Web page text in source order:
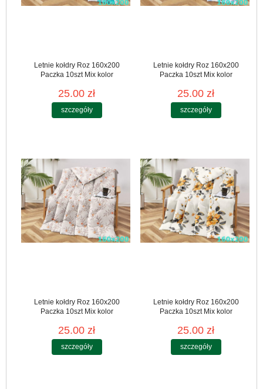
Letnie kołdry Roz 160x200
Paczka 10szt Mix kolor
25.00 zł
szczegóły
Letnie kołdry Roz 160x200
Paczka 10szt Mix kolor
25.00 zł
szczegóły
Letnie kołdry Roz 160x200
Paczka 10szt Mix kolor
25.00 zł
szczegóły
Letnie kołdry Roz 160x200
Paczka 10szt Mix kolor
25.00 zł
szczegóły